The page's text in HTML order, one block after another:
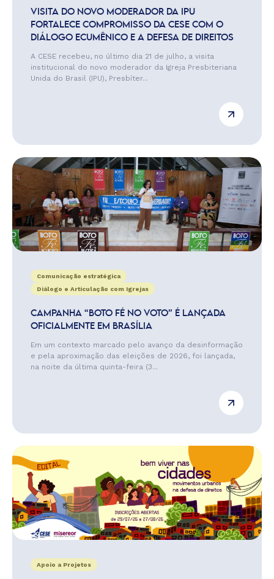
VISITA DO NOVO MODERADOR DA IPU
FORTALECE COMPROMISSO DA CESE COM O
DIÁLOGO ECUMÊNICO E A DEFESA DE DIREITOS
A CESE recebeu, no último dia 21 de julho, a visita
institucional do novo moderador da Igreja Presbiteriana
Unida do Brasil (IPU), Presbíter...
Comunicação estratégica
Diálogo e Articulação com Igrejas
CAMPANHA “BOTO FÉ NO VOTO” É LANÇADA
OFICIALMENTE EM BRASÍLIA
Em um contexto marcado pelo avanço da desinformação
e pela aproximação das eleições de 2026, foi lançada,
na noite da última quinta-feira (3...
Apoio a Projetos